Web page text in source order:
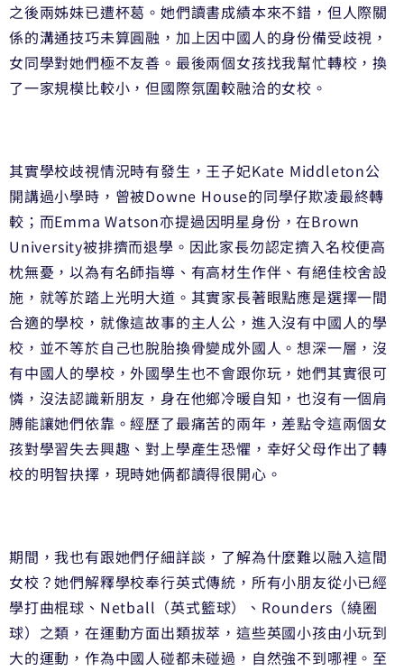
之後兩姊妹已遭杯葛。她們讀書成績本來不錯，但人際關
係的溝通技巧未算圓融，加上因中國人的身份備受歧視，
女同學對她們極不友善。最後兩個女孩找我幫忙轉校，換
了一家規模比較小，但國際氛圍較融洽的女校。
其實學校歧視情況時有發生，王子妃Kate Middleton公
開講過小學時，曾被Downe House的同學仔欺凌最終轉
較；而Emma Watson亦提過因明星身份，在Brown
University被排擠而退學。因此家長勿認定擠入名校便高
枕無憂，以為有名師指導、有高材生作伴、有絕佳校舍設
施，就等於踏上光明大道。其實家長著眼點應是選擇一間
合適的學校，就像這故事的主人公，進入沒有中國人的學
校，並不等於自己也脫胎換骨變成外國人。想深一層，沒
有中國人的學校，外國學生也不會跟你玩，她們其實很可
憐，沒法認識新朋友，身在他鄉冷暖自知，也沒有一個肩
膊能讓她們依靠。經歷了最痛苦的兩年，差點令這兩個女
孩對學習失去興趣、對上學產生恐懼，幸好父母作出了轉
校的明智抉擇，現時她俩都讀得很開心。
期間，我也有跟她們仔細詳談，了解為什麼難以融入這間
女校？她們解釋學校奉行英式傳統，所有小朋友從小已經
學打曲棍球、Netball（英式籃球）、Rounders（繞圈
球）之類，在運動方面出類拔萃，這些英國小孩由小玩到
大的運動，作為中國人碰都未碰過，自然強不到哪裡。至